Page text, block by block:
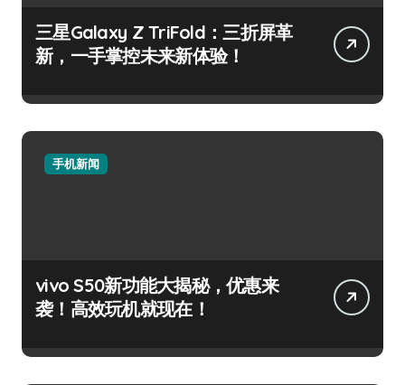
三星Galaxy Z TriFold：三折屏革
新，一手掌控未来新体验！
手机新闻
vivo S50新功能大揭秘，优惠来
袭！高效玩机就现在！